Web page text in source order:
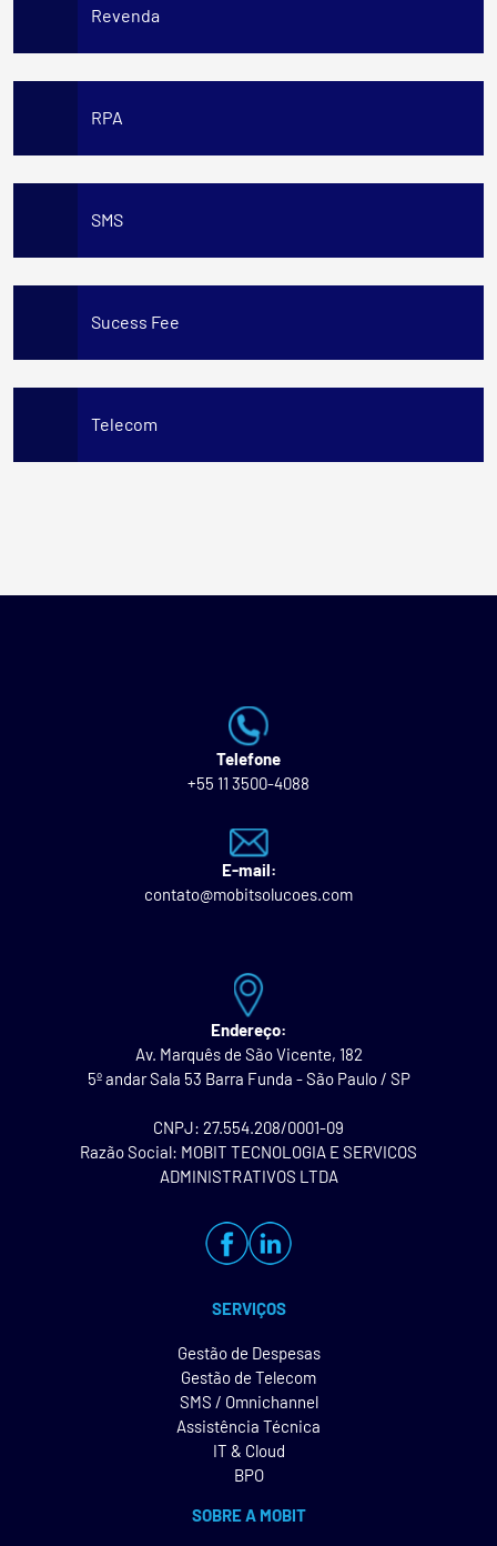
Revenda
RPA
SMS
Sucess Fee
Telecom
Telefone
+55 11 3500-4088
E-mail:
contato@mobitsolucoes.com
Endereço:
Av. Marquês de São Vicente, 182
5º andar Sala 53 Barra Funda - São Paulo / SP
CNPJ: 27.554.208/0001-09
Razão Social: MOBIT TECNOLOGIA E SERVICOS
ADMINISTRATIVOS LTDA
SERVIÇOS
Gestão de Despesas
Gestão de Telecom
SMS / Omnichannel
Assistência Técnica
IT & Cloud
BPO
SOBRE A MOBIT